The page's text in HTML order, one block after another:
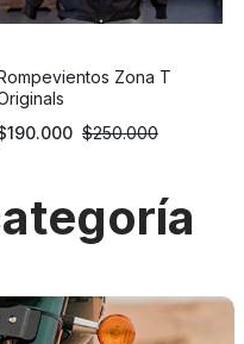
Zona T
$250.000
190.000